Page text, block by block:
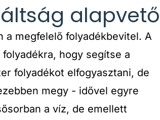
alapvető
a megfelelő folyadékbevitel. A
hogy segítse a
folyadékot elfogyasztani, de
megy - idővel egyre
a víz, de emellett